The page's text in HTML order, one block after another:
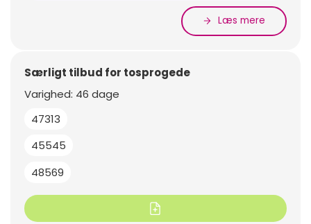
Læs mere
Særligt tilbud for tosprogede
47313
45545
48569
Varighed: 46 dage